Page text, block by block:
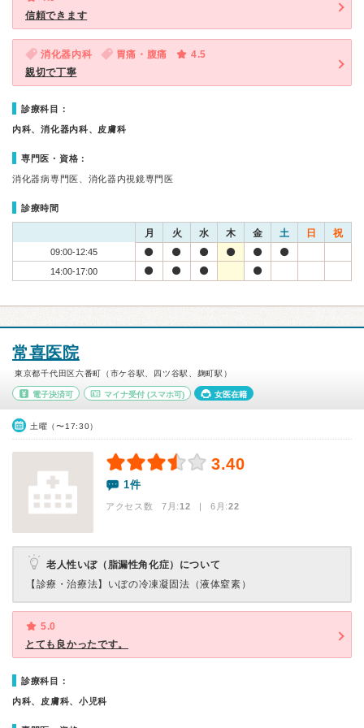
信頼できます
消化器内科 胃痛・腹痛
4.5
親切で丁寧
診療科目：
内科、消化器内科、皮膚科
専門医・資格：
消化器病専門医、消化器内視鏡専門医
診療時間
月 火 水 木 金 土 日 祝
09:00-12:45
14:00-17:00
常喜医院
東京都千代田区六番町（市ケ谷駅、四ツ谷駅、麹町駅）
電子決済可 マイナ受付(スマホ可) 女医在籍
土曜（〜17:30）
3.40
1件
アクセス数 7月:12 | 6月:22
老人性いぼ（脂漏性角化症）について
【診療・治療法】 いぼの冷凍凝固法（液体窒素）
5.0
とても良かったです。
診療科目：
内科、皮膚科、小児科